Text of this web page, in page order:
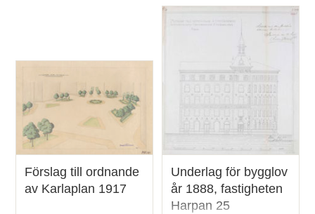
Förslag till ordnande
av Karlaplan 1917
Underlag för bygglov
år 1888, fastigheten
Harpan 25